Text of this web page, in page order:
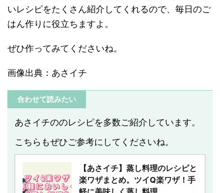
いレシピをたくさん紹介してくれるので、毎日のご
はん作りに役立ちますよ。
ぜひ作ってみてくださいね。
画像出典：あさイチ
合わせて読みたい
あさイチののレシピを多数ご紹介しています。
こちらもぜひご参考にしてくださいね。
【あさイチ】蒸し料理のレシピと
楽ワザまとめ。ツイQ楽ワザ！手